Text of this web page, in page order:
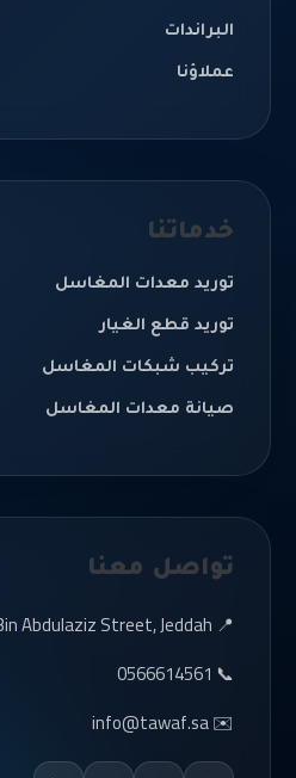
البراندات
عملاؤنا
خدماتنا
توريد معدات المغاسل
توريد قطع الغيار
تركيب شبكات المغاسل
صيانة معدات المغاسل
تواصل معنا
📍 Prince Mohammed Bin Abdulaziz Street, Jeddah
📞 0566614561
✉️ info@tawaf.sa